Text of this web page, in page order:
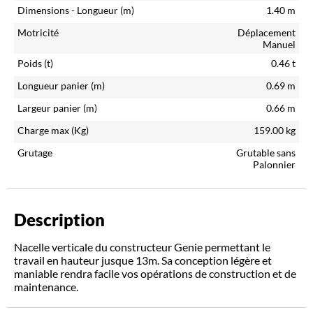
Dimensions - Longueur (m)
1.40 m
Motricité
Déplacement
Manuel
Poids (t)
0.46t
Longueur panier (m)
0.69 m
Largeur panier (m)
0.66 m
Charge max (Kg)
159.00 kg
Grutage
Grutable sans
Palonnier
Description
Nacelle verticale du constructeur Genie permettant le
travail en hauteur jusque 13m. Sa conception légère et
maniable rendra facile vos opérations de construction et de
maintenance.